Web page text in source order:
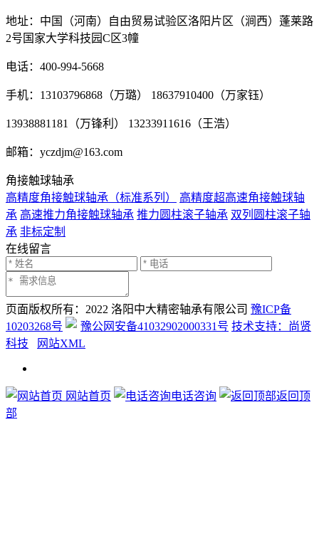
地址：中国（河南）自由贸易试验区洛阳片区（涧西）蓬莱路
2号国家大学科技园C区3幢
电话：400-994-5668
手机：13103796868（万璐） 18637910400（万家钰）
13938881181（万锋利） 13233911616（王浩）
邮箱：yczdjm@163.com
角接触球轴承
高精度角接触球轴承（标准系列）
高精度超高速角接触球轴
承 高速推力角接触球轴承 推力圆柱滚子轴承 双列圆柱滚子轴
承 非标定制
在线留言
页面版权所有：2022 洛阳中大精密轴承有限公司 豫ICP备
10203268号
豫公网安备41032902000331号 技术支持：尚贤
科技
网站XML
网站首页 电话咨询
返回顶
部